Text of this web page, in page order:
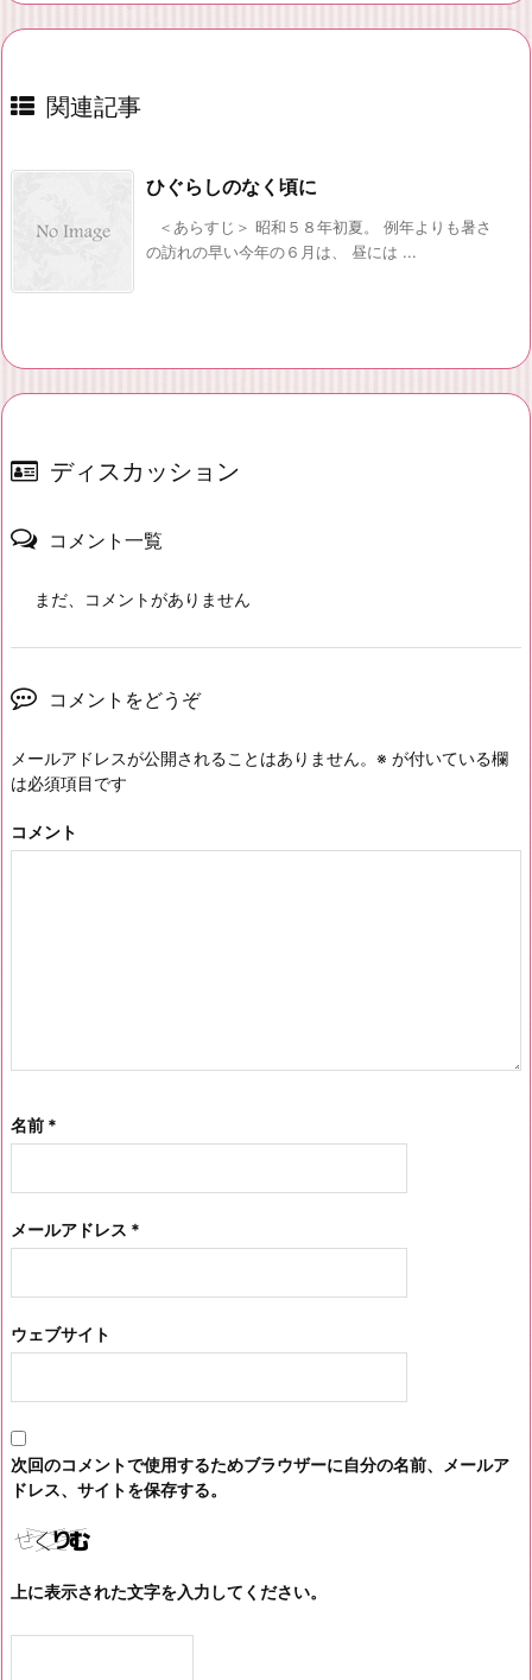
関連記事
ひぐらしのなく頃に
＜あらすじ＞ 昭和５８年初夏。 例年よりも暑さ
の訪れの早い今年の６月は、 昼には ...
ディスカッション
コメント一覧
まだ、コメントがありません
コメントをどうぞ
メールアドレスが公開されることはありません。 ※ が付いている欄
は必須項目です
コメント
名前 *
メールアドレス *
ウェブサイト
次回のコメントで使用するためブラウザーに自分の名前、メールア
ドレス、サイトを保存する。
上に表示された文字を入力してください。